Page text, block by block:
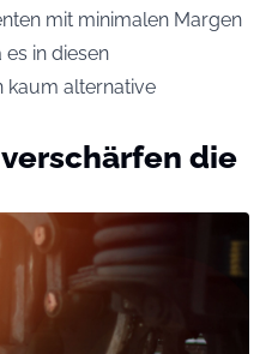
mit minimalen Margen
es in diesen
kaum alternative
die